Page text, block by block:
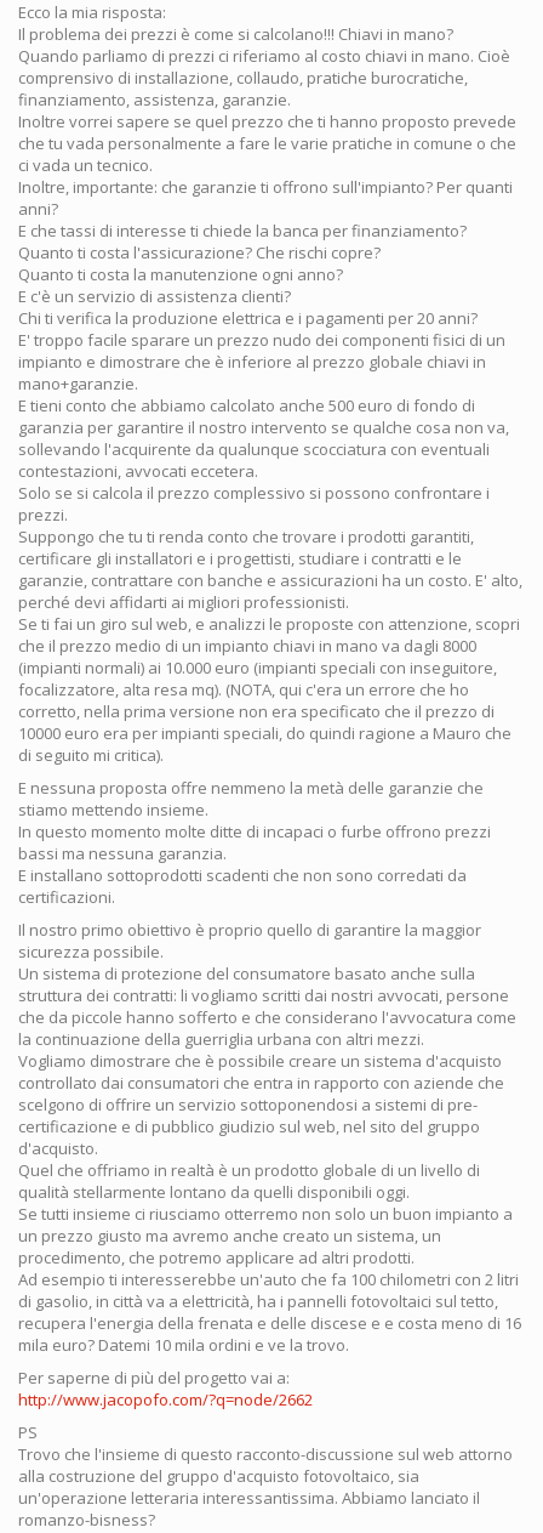
Ecco la mia risposta:
Il problema dei prezzi è come si calcolano!!! Chiavi in mano?
Quando parliamo di prezzi ci riferiamo al costo chiavi in mano. Cioè
comprensivo di installazione, collaudo, pratiche burocratiche,
finanziamento, assistenza, garanzie.
Inoltre vorrei sapere se quel prezzo che ti hanno proposto prevede
che tu vada personalmente a fare le varie pratiche in comune o che
ci vada un tecnico.
Inoltre, importante: che garanzie ti offrono sull'impianto? Per quanti
anni?
E che tassi di interesse ti chiede la banca per finanziamento?
Quanto ti costa l'assicurazione? Che rischi copre?
Quanto ti costa la manutenzione ogni anno?
E c'è un servizio di assistenza clienti?
Chi ti verifica la produzione elettrica e i pagamenti per 20 anni?
E' troppo facile sparare un prezzo nudo dei componenti fisici di un
impianto e dimostrare che è inferiore al prezzo globale chiavi in
mano+garanzie.
E tieni conto che abbiamo calcolato anche 500 euro di fondo di
garanzia per garantire il nostro intervento se qualche cosa non va,
sollevando l'acquirente da qualunque scocciatura con eventuali
contestazioni, avvocati eccetera.
Solo se si calcola il prezzo complessivo si possono confrontare i
prezzi.
Suppongo che tu ti renda conto che trovare i prodotti garantiti,
certificare gli installatori e i progettisti, studiare i contratti e le
garanzie, contrattare con banche e assicurazioni ha un costo. E' alto,
perché devi affidarti ai migliori professionisti.
Se ti fai un giro sul web, e analizzi le proposte con attenzione, scopri
che il prezzo medio di un impianto chiavi in mano va dagli 8000
(impianti normali) ai 10.000 euro (impianti speciali con inseguitore,
focalizzatore, alta resa mq). (NOTA, qui c'era un errore che ho
corretto, nella prima versione non era specificato che il prezzo di
10000 euro era per impianti speciali, do quindi ragione a Mauro che
di seguito mi critica).
E nessuna proposta offre nemmeno la metà delle garanzie che
stiamo mettendo insieme.
In questo momento molte ditte di incapaci o furbe offrono prezzi
bassi ma nessuna garanzia.
E installano sottoprodotti scadenti che non sono corredati da
certificazioni.
Il nostro primo obiettivo è proprio quello di garantire la maggior
sicurezza possibile.
Un sistema di protezione del consumatore basato anche sulla
struttura dei contratti: li vogliamo scritti dai nostri avvocati, persone
che da piccole hanno sofferto e che considerano l'avvocatura come
la continuazione della guerriglia urbana con altri mezzi.
Vogliamo dimostrare che è possibile creare un sistema d'acquisto
controllato dai consumatori che entra in rapporto con aziende che
scelgono di offrire un servizio sottoponendosi a sistemi di pre-
certificazione e di pubblico giudizio sul web, nel sito del gruppo
d'acquisto.
Quel che offriamo in realtà è un prodotto globale di un livello di
qualità stellarmente lontano da quelli disponibili oggi.
Se tutti insieme ci riusciamo otterremo non solo un buon impianto a
un prezzo giusto ma avremo anche creato un sistema, un
procedimento, che potremo applicare ad altri prodotti.
Ad esempio ti interesserebbe un'auto che fa 100 chilometri con 2 litri
di gasolio, in città va a elettricità, ha i pannelli fotovoltaici sul tetto,
recupera l'energia della frenata e delle discese e e costa meno di 16
mila euro? Datemi 10 mila ordini e ve la trovo.
Per saperne di più del progetto vai a:
http://www.jacopofo.com/?q=node/2662
PS
Trovo che l'insieme di questo racconto-discussione sul web attorno
alla costruzione del gruppo d'acquisto fotovoltaico, sia
un'operazione letteraria interessantissima. Abbiamo lanciato il
romanzo-bisness?